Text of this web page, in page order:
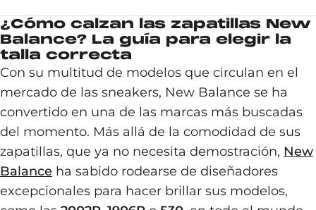
¿Cómo calzan las zapatillas New
Balance? La guía para elegir la
talla correcta
Con su multitud de modelos que circulan en el
mercado de las sneakers, New Balance se ha
convertido en una de las marcas más buscadas
del momento. Más allá de la comodidad de sus
zapatillas, que ya no necesita demostración, New
Balance ha sabido rodearse de diseñadores
excepcionales para hacer brillar sus modelos,